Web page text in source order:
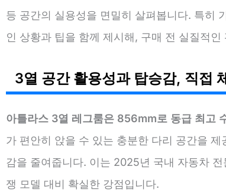
등 공간의 실용성을 면밀히 살펴봅니다. 특히
인 상황과 팁을 함께 제시해, 구매 전 실질적
3열 공간 활용성과 탑승감, 직접
아틀라스 3열 레그룸은 856mm로 동급 최고
가 편안히 앉을 수 있는 충분한 다리 공간을 제
감을 줄여줍니다. 이는 2025년 국내 자동차
쟁 모델 대비 확실한 강점입니다.